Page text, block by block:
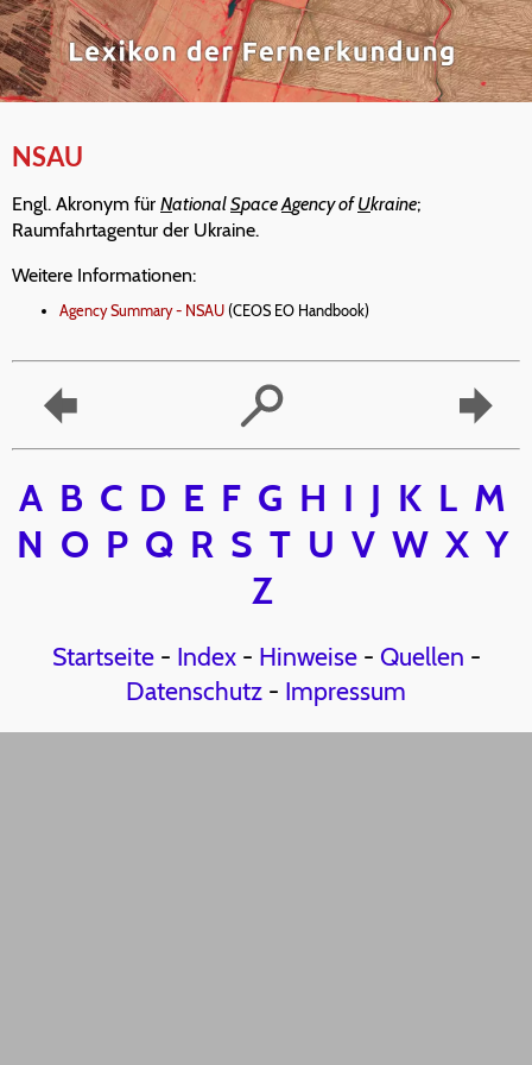
NSAU
Engl. Akronym für NationalSpaceAgency ofUkraine;
Raumfahrtagentur der Ukraine.
Weitere Informationen:
Agency Summary - NSAU (CEOS EO Handbook)
A B C D E F G H I J K L M
N O P Q R S T U V W X Y
Z
Startseite- Index- Hinweise- Quellen -
Datenschutz - Impressum